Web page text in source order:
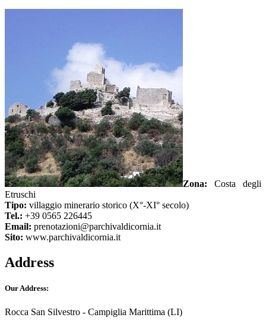
Zona: Costa degli
Etruschi
Tipo: villaggio minerario storico (X°-XI° secolo)
Tel.: +39 0565 226445
Email: prenotazioni@parchivaldicornia.it
Sito: www.parchivaldicornia.it
Address
Our Address:
Rocca San Silvestro - Campiglia Marittima (LI)